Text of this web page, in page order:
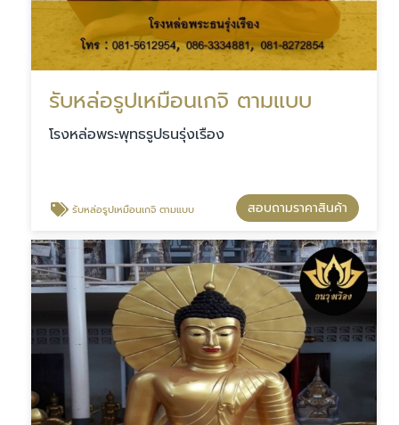
รับหล่อรูปเหมือนเกจิ ตามแบบ
โรงหล่อพระพุทธรูปธนรุ่งเรือง
รับหล่อรูปเหมือนเกจิ ตามแบบ สอบถามราคาสินค้า